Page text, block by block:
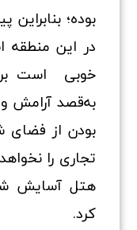
بوده؛
در این منطقه
خوبی است
به‌قصد آرامش
بودن از
تجاری را
هتل آسایش
کرد.